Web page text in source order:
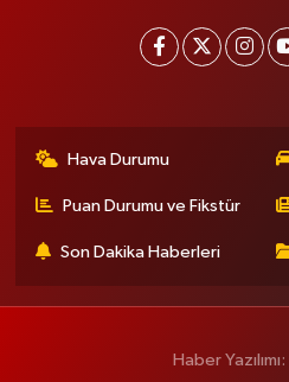
Hava Durumu
Puan Durumu ve Fikstür
Son Dakika Haberleri
Haber Yazılımı: